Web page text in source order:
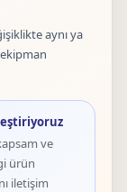
aynı ya
ve
ürün
iletişim